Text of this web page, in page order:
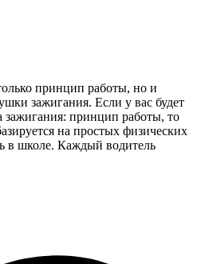
принцип работы, но и
зажигания. Если у вас будет
зажигания: принцип работы, то
на простых физических
в школе. Каждый водитель